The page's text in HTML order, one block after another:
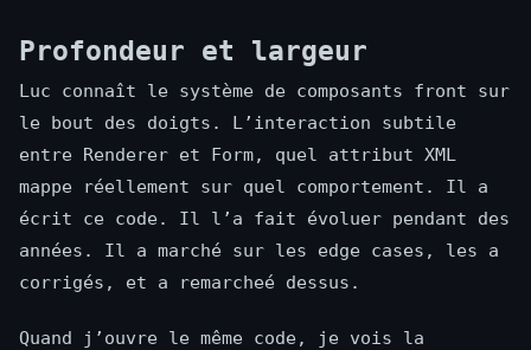
Profondeur et largeur
Luc connaît le système de composants front sur
le bout des doigts. L’interaction subtile
entre Renderer et Form, quel attribut XML
mappe réellement sur quel comportement. Il a
écrit ce code. Il l’a fait évoluer pendant des
années. Il a marché sur les edge cases, les a
corrigés, et a remarcheé dessus.
Quand j’ouvre le même code, je vois la